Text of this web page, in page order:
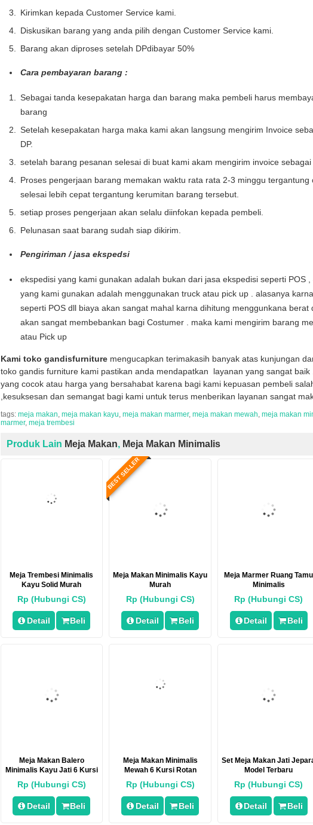
Kirimkan kepada Customer Service kami.
Diskusikan barang yang anda pilih dengan Customer Service kami.
Barang akan diproses setelah DPdibayar 50%
Cara pembayaran barang :
Sebagai tanda kesepakatan harga dan barang maka pembeli harus
barang
Setelah kesepakatan harga maka kami akan langsung mengirim Invoice
DP.
setelah barang pesanan selesai di buat kami akam mengirim invoice
Proses pengerjaan barang memakan waktu rata rata 2-3 minggu tergantung
selesai lebih cepat tergantung kerumitan barang tersebut.
setiap proses pengerjaan akan selalu diinfokan kepada pembeli.
Pelunasan saat barang sudah siap dikirim.
Pengiriman / jasa ekspedsi
ekspedisi yang kami gunakan adalah bukan dari jasa ekspedisi seperti POS
yang kami gunakan adalah menggunakan truck atau pick up . alasanya
seperti POS dll biaya akan sangat mahal karna dihitung menggunkana berat
akan sangat membebankan bagi Costumer . maka kami mengirim barang
atau Pick up
Kami toko gandisfurnituremengucapkan terimakasih banyak atas kunjungan
toko gandis furniture kami pastikan anda mendapatkan layanan yang sangat
yang cocok atau harga yang bersahabat karena bagi kami kepuasan pembeli
,kesuksesan dan semangat bagi kami untuk terus menberikan layanan sangat
tags: meja makan, meja makan kayu, meja makan marmer, meja makan mewah, meja makan
marmer, meja trembesi
Produk Lain Meja Makan, Meja Makan Minimalis
Meja Trembesi Minimalis
Kayu Solid Murah
Rp (Hubungi CS)
Detail Beli
BEST SELLER
Meja Makan Minimalis Kayu
Murah
Rp (Hubungi CS)
Detail Beli
Meja Marmer Ruang Tamu
Minimalis
Rp (Hubungi CS)
Detail Beli
Meja Makan Balero
Minimalis Kayu Jati 6 Kursi
Rp (Hubungi CS)
Detail Beli
Meja Makan Minimalis
Mewah 6 Kursi Rotan
Rp (Hubungi CS)
Detail Beli
Set Meja Makan Jati
Model Terbaru
Rp (Hubungi CS)
Detail Beli